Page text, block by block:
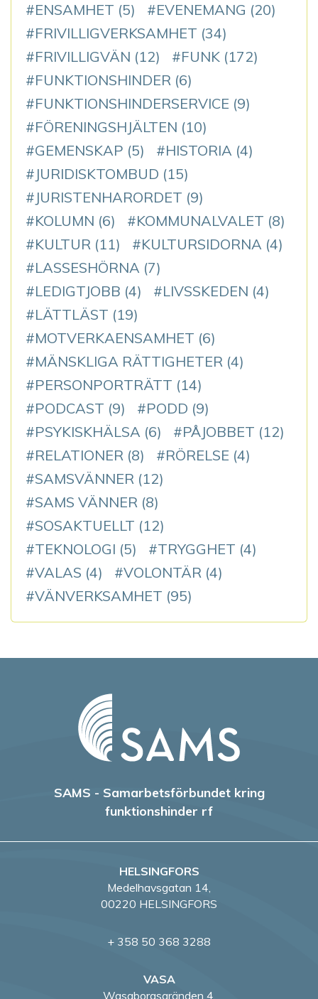
ENSAMHET (5) EVENEMANG (20)
FRIVILLIGVERKSAMHET (34)
FRIVILLIGVÄN (12) FUNK (172)
FUNKTIONSHINDER (6)
FUNKTIONSHINDERSERVICE (9)
FÖRENINGSHJÄLTEN (10)
GEMENSKAP (5) HISTORIA (4)
JURIDISKTOMBUD (15)
JURISTENHARORDET (9)
KOLUMN (6) KOMMUNALVALET (8)
KULTUR (11) KULTURSIDORNA (4)
LASSESHÖRNA (7)
LEDIGTJOBB (4) LIVSSKEDEN (4)
LÄTTLÄST (19)
MOTVERKAENSAMHET (6)
MÄNSKLIGA RÄTTIGHETER (4)
PERSONPORTRÄTT (14)
PODCAST (9) PODD (9)
PSYKISKHÄLSA (6) PÅJOBBET (12)
RELATIONER (8) RÖRELSE (4)
SAMSVÄNNER (12)
SAMS VÄNNER (8)
SOSAKTUELLT (12)
TEKNOLOGI (5) TRYGGHET (4)
VALAS (4) VOLONTÄR (4)
VÄNVERKSAMHET (95)
SAMS - Samarbetsförbundet kring
funktionshinder rf
HELSINGFORS
Medelhavsgatan 14,
00220 HELSINGFORS
+ 358 50 368 3288
VASA
Wasaborgsgränden 4,